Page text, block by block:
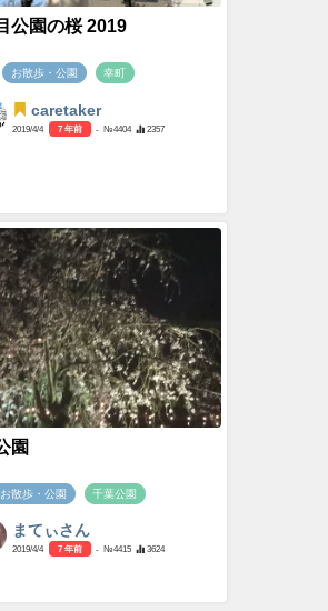
公園の桜 2019
お散歩・公園 幸町
caretaker
2019/4/4 7 年前 - №4404 2357
園
お散歩・公園 千葉公園
まてぃさん
2019/4/4 7 年前 - №4415 3624